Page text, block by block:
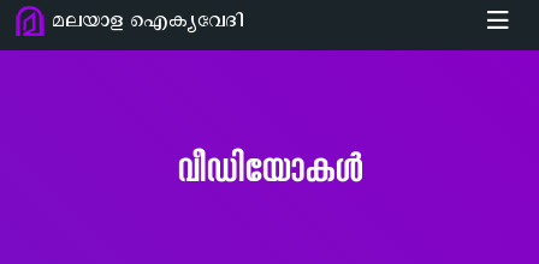
മലയാള ഐക്യവേദി
വീഡിയോകൾ